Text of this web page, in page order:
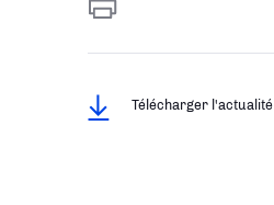
Télécharger l'actualité